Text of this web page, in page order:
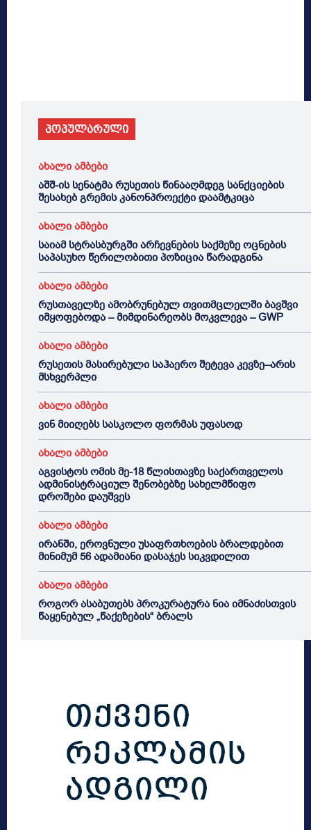
პოპულარული
ახალი ამბები
აშშ-ის სენატმა რუსეთის წინააღმდეგ სანქციების
შესახებ გრემის კანონპროექტი დაამტკიცა
ახალი ამბები
საიამ სტრასბურგში არჩევნების საქმეზე ოცნების
საპასუხო წერილობითი პოზიცია წარადგინა
ახალი ამბები
რუსთაველზე ამობრუნებულ თვითმცლელში ბავშვი
იმყოფებოდა – მიმდინარეობს მოკვლევა – GWP
ახალი ამბები
რუსეთის მასირებული საჰაერო შეტევა კევზე–არის
მსხვერპლი
ახალი ამბები
ვინ მიიღებს სასკოლო ფორმას უფასოდ
ახალი ამბები
აგვისტოს ომის მე-18 წლისთავზე საქართველოს
ადმინისტრაციულ შენობებზე სახელმწიფო
დროშები დაუშვეს
ახალი ამბები
ირანში, ეროვნული უსაფრთხოების ბრალდებით
მინიმუმ 56 ადამიანი დასაჯეს სიკვდილით
ახალი ამბები
როგორ ასაბუთებს პროკურატურა ნია იმნაძისთვის
წაყენებულ „წაქეზების“ ბრალს